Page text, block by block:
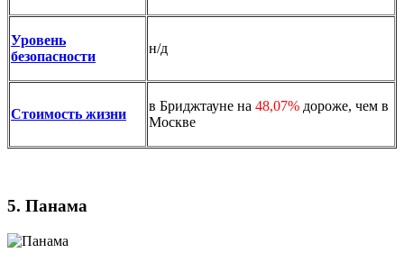
Уровень
безопасности
н/д
Стоимость жизни
в Бриджтауне на 48,07% дороже, чем в
Москве
5. Панама